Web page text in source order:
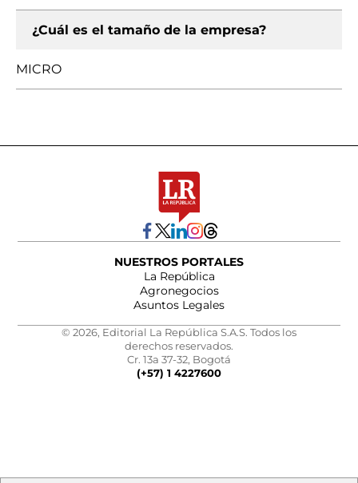
¿Cuál es el tamaño de la empresa?
MICRO
NUESTROS PORTALES
La República
Agronegocios
Asuntos Legales
© 2026, Editorial La República S.A.S. Todos los
derechos reservados.
Cr. 13a 37-32, Bogotá
(+57) 1 4227600